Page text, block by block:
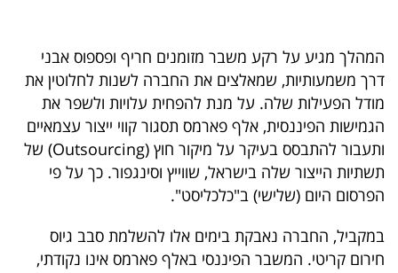
פודקאסט
40
UNDER
40
שיתופי
פעולה
המהלך מגיע על רקע משבר מזומנים חריף ופספוס אבני
דרך משמעותיות, שמאלצים את החברה לשנות לחלוטין את
מודל הפעילות שלה. על מנת להפחית עלויות ולשפר את
הגמישות הפיננסית, אלף פארמס תסגור קווי ייצור עצמאיים
ותעבור להתבסס בעיקר על מיקור חוץ (Outsourcing) של
תשתיות הייצור שלה בישראל, שווייץ וסינגפור. כך על פי
הפרסום היום (שלישי) ב"כלכליסט".
במקביל, החברה נאבקת בימים אלו להשלמת סבב גיוס
חירום קריטי. המשבר הפיננסי באלף פארמס אינו נקודתי,